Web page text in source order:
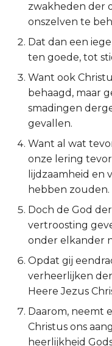
Numeri
Deuteronomium
Jozua
Richteren
Ruth
1 Samuël
1 Koningen
2 Koningen
1 Kronieken
2 Kronieken
Romeinen 15:7-12
Romeinen 15:13
Romeinen 15:14-16
Romeinen 15:17-21
Romeinen 15:22-29
Romeinen 15:30-33
zwakheden der
onszelven te
Dat dan een
ten goede, tot
Want ook
behaagd, maar
smadingen
gevallen.
Want al wat
onze lering
lijdzaamheid en
hebben zouden.
Doch de God
vertroosting
onder elkander
Opdat gij
verheerlijken
Heere Jezus
Daarom, neemt
Christus ons
heerlijkheid